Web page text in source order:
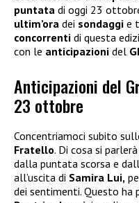
puntata di oggi 23
ultim’ora dei sondaggi e
concorrenti di questa
con le anticipazioni del
Anticipazioni del
23 ottobre
Concentriamoci subito
Fratello. Di cosa si
dalla puntata scorsa e
all’uscita di Samira Lui,
dei sentimenti. Questo